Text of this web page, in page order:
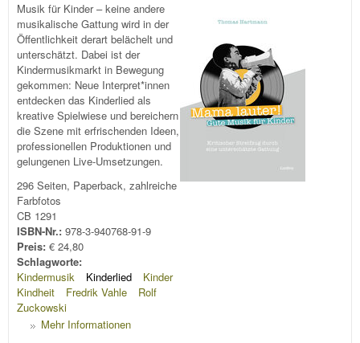
Musik für Kinder – keine andere
musikalische Gattung wird in der
Öffentlichkeit derart belächelt und
unterschätzt. Dabei ist der
Kindermusikmarkt in Bewegung
gekommen: Neue Interpret*innen
entdecken das Kinderlied als
kreative Spielwiese und bereichern
die Szene mit erfrischenden Ideen,
professionellen Produktionen und
gelungenen Live-Umsetzungen.
296 Seiten, Paperback, zahlreiche
Farbfotos
CB 1291
ISBN-Nr.: 978-3-940768-91-9
Preis: € 24,80
Schlagworte:
Kindermusik
Kinderlied
Kinder
Kindheit
Fredrik Vahle
Rolf
Zuckowski
Mehr Informationen